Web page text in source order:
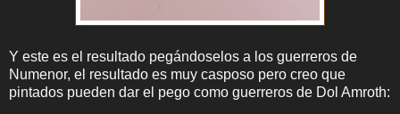
Y este es el resultado pegándoselos a los guerreros de
Numenor, el resultado es muy casposo pero creo que
pintados pueden dar el pego como guerreros de Dol Amroth: